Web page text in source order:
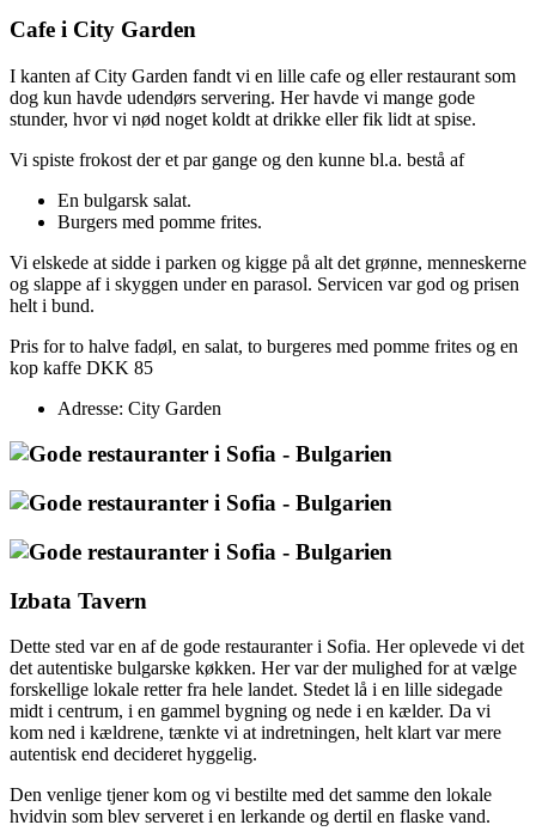
Cafe i City Garden
I kanten af City Garden fandt vi en lille cafe og eller restaurant som
dog kun havde udendørs servering. Her havde vi mange gode
stunder, hvor vi nød noget koldt at drikke eller fik lidt at spise.
Vi spiste frokost der et par gange og den kunne bl.a. bestå af
En bulgarsk salat.
Burgers med pomme frites.
Vi elskede at sidde i parken og kigge på alt det grønne, menneskerne
og slappe af i skyggen under en parasol. Servicen var god og prisen
helt i bund.
Pris for to halve fadøl, en salat, to burgeres med pomme frites og en
kop kaffe DKK 85
Adresse: City Garden
Izbata Tavern
Dette sted var en af de gode restauranter i Sofia. Her oplevede vi det
det autentiske bulgarske køkken. Her var der mulighed for at vælge
forskellige lokale retter fra hele landet. Stedet lå i en lille sidegade
midt i centrum, i en gammel bygning og nede i en kælder. Da vi
kom ned i kældrene, tænkte vi at indretningen, helt klart var mere
autentisk end decideret hyggelig.
Den venlige tjener kom og vi bestilte med det samme den lokale
hvidvin som blev serveret i en lerkande og dertil en flaske vand.